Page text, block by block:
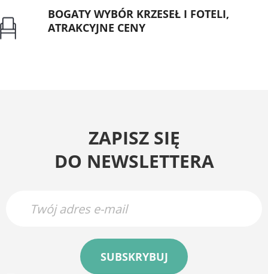
BOGATY WYBÓR KRZESEŁ I FOTELI,
ATRAKCYJNE CENY
ZAPISZ SIĘ
DO NEWSLETTERA
SUBSKRYBUJ